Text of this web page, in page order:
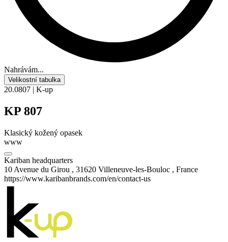
Nahrávám...
Velikostní tabulka
20.0807 | K-up
KP 807
Klasický kožený opasek
www
Kariban headquarters
10 Avenue du Girou , 31620 Villeneuve-les-Bouloc , France
https://www.karibanbrands.com/en/contact-us